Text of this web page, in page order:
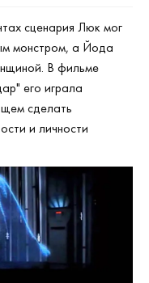
сценария Люк мог
монстром, а Йода
В фильме
его играла
сделать
и личности